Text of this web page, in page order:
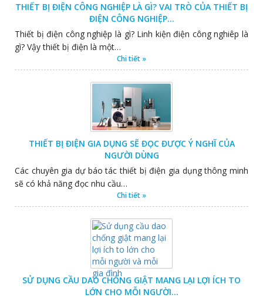
THIẾT BỊ ĐIỆN CÔNG NGHIỆP LÀ GÌ? VAI TRÒ CỦA THIẾT BỊ
ĐIỆN CÔNG NGHIỆP…
Thiết bị điện công nghiệp là gì? Linh kiện điện công nghiêp là
gì? Vậy thiết bị điện là một…
Chi tiết »
THIẾT BỊ ĐIỆN GIA DỤNG SẼ ĐỌC ĐƯỢC Ý NGHĨ CỦA
NGƯỜI DÙNG
Các chuyên gia dự báo tác thiết bị điện gia dụng thông minh
sẽ có khả năng đọc nhu cầu…
Chi tiết »
SỬ DỤNG CẦU DAO CHỐNG GIẬT MANG LẠI LỢI ÍCH TO
LỚN CHO MỖI NGƯỜI…